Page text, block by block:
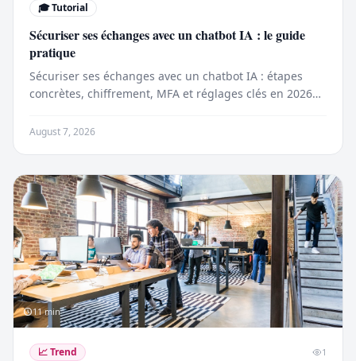
🎓Tutorial
Sécuriser ses échanges avec un chatbot IA : le guide
pratique
Sécuriser ses échanges avec un chatbot IA : étapes
concrètes, chiffrement, MFA et réglages clés en 2026
August 7, 2026
11 min
📈Trend 1